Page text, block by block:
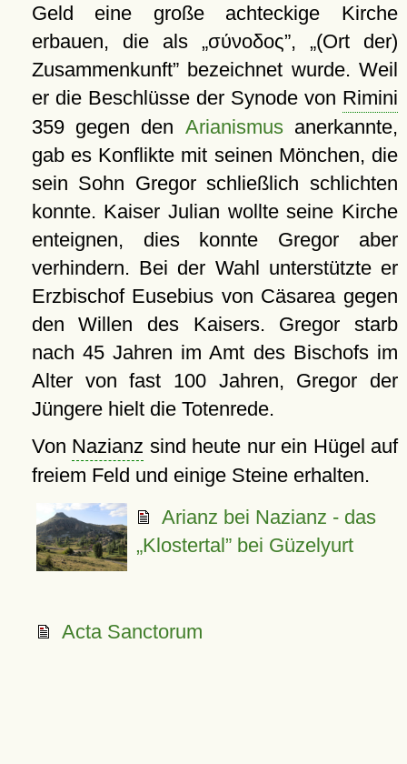
Geld eine große achteckige Kirche
erbauen, die als
σύνοδος ,
(Ort der)
Zusammenkunft bezeichnet wurde. Weil
er die Beschlüsse der Synode von Rimini
359 gegen den Arianismusanerkannte,
gab es Konflikte mit seinen Mönchen, die
sein Sohn Gregor schließlich schlichten
konnte. Kaiser Julian wollte seine Kirche
enteignen, dies konnte Gregor aber
verhindern. Bei der Wahl unterstützte er
Erzbischof Eusebius von Cäsarea gegen
den Willen des Kaisers. Gregor starb
nach 45 Jahren im Amt des Bischofs im
Alter von fast 100 Jahren, Gregor der
Jüngere hielt die Totenrede.
Von Nazianz sind heute nur ein Hügel auf
freiem Feld und einige Steine erhalten.
Arianz bei Nazianz - das
Klostertal bei Güzelyurt
Acta Sanctorum